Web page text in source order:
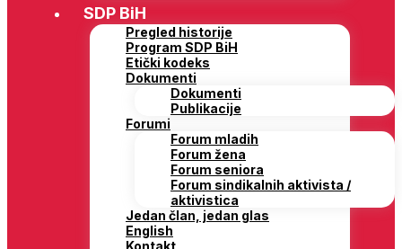
SDP BiH
Pregled historije
Program SDP BiH
Etički kodeks
Dokumenti
Dokumenti
Publikacije
Forumi
Forum mladih
Forum žena
Forum seniora
Forum sindikalnih aktivista /
aktivistica
Jedan član, jedan glas
English
Kontakt